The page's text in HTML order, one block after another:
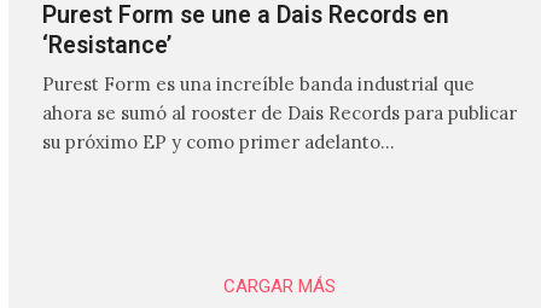
Purest Form se une a Dais Records en
‘Resistance’
Purest Form es una increíble banda industrial que
ahora se sumó al rooster de Dais Records para publicar
su próximo EP y como primer adelanto…
CARGAR MÁS